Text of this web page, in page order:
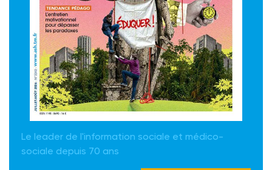
Le leader de l'information sociale et médico-
sociale depuis 70 ans